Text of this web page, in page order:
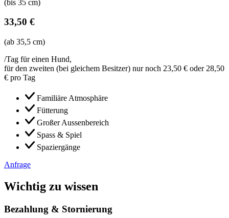
(bis 35 cm)
33,50 €
(ab 35,5 cm)
/Tag für einen Hund,
für den zweiten (bei gleichem Besitzer) nur noch 23,50 € oder 28,50
€ pro Tag
Familiäre Atmosphäre
Fütterung
Großer Aussenbereich
Spass & Spiel
Spaziergänge
Anfrage
Wichtig zu wissen
Bezahlung & Stornierung